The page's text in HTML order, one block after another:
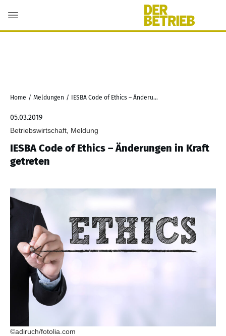
Home / Meldungen / IESBA Code of Ethics – Änderungen in Kraft getreten
05.03.2019
Betriebswirtschaft, Meldung
IESBA Code of Ethics – Änderungen in Kraft
getreten
©adiruch/fotolia.com